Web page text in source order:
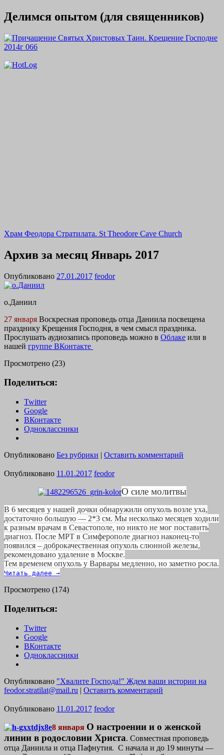
Делимся опытом (для священников)
Храм Феодора Стратилата. St Theodore Cave Church
Архив за месяц Январь 2017
Опубликовано 27.01.2017 feodor
о.Даниил
27 января Воскресная проповедь отца Даниила посвещена
празднику Крещения Господня, в чем смысл праздника.
Прослушать аудиозапись проповедь можно в Облаке или в
нашей группе ВКонтакте
Просмотрено (23)
Поделиться:
Twitter
Google
ВКонтакте
Одноклассники
Опубликовано Без рубрики | Оставить комментарий
Опубликовано 11.01.2017 feodor
О силе молитвы
В 6 месяцев у нашей дочки обнаружили опухоль возле уха,
достаточно большую — 2*3 см. Мы несколько месяцев ходили
к разным врачам в Севастополе, но никто не мог поставить
диагноз. После МРТ в Симферополе диагноз наконец-то
появился – доброкачественная опухоль слюнной железы,
рекомендовано удаление в Москве.
Тем временем опухоль у Варвары медленно, но заметно росла.
Читать далее →
Просмотрено (174)
Поделиться:
Twitter
Google
ВКонтакте
Одноклассники
Опубликовано "Хвалите Господа!" Ждем ваши истории на
feodor.stratilat@mail.ru | Оставить комментарий
Опубликовано 11.01.2017 feodor
8 января О настроении и о женской
линии в родословии Христа. Совместная проповедь
отца Даниила и отца Пафнутия. С начала и до 19 минуты —